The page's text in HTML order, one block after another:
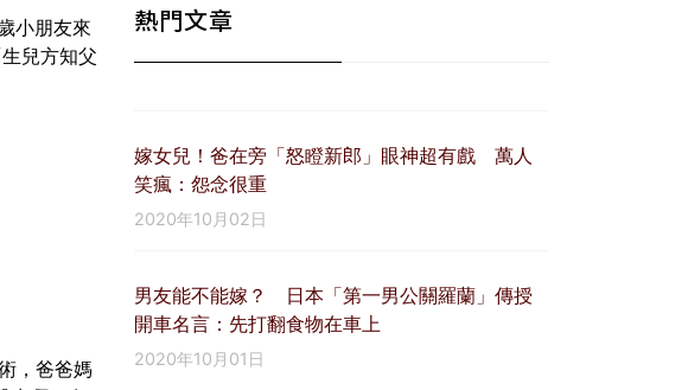
小朋友來
兒方知父
，爸爸媽
熱門文章
嫁女兒！爸在旁「怒瞪新郎」眼神超有戲 萬人
笑瘋：怨念很重
2020年10月02日
男友能不能嫁？ 日本「第一男公關羅蘭」傳授
開車名言：先打翻食物在車上
2020年10月01日